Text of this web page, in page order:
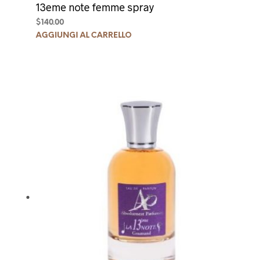
13eme note femme spray
$ 140.00
AGGIUNGI AL CARRELLO